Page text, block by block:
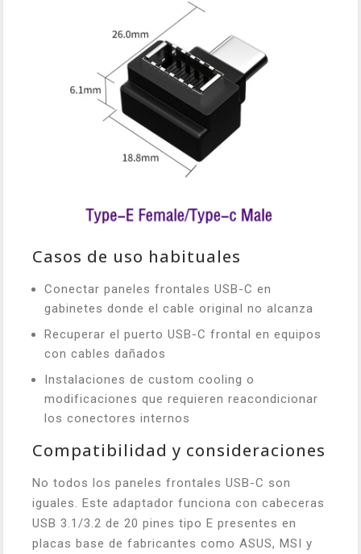
Casos de uso habituales
Conectar paneles frontales USB-C en
gabinetes donde el cable original no alcanza
Recuperar el puerto USB-C frontal en equipos
con cables dañados
Instalaciones de custom cooling o
modificaciones que requieren reacondicionar
los conectores internos
Compatibilidad y consideraciones
No todos los paneles frontales USB-C son
iguales. Este adaptador funciona con cabeceras
USB 3.1/3.2 de 20 pines tipo E presentes en
placas base de fabricantes como ASUS, MSI y